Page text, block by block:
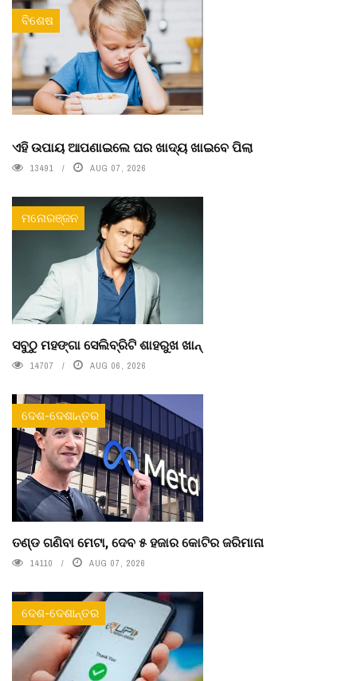
ବିଶେଷ
ଏହି ଉପାୟ ଆପଣାଇଲେ ଘର ଖାଦ୍ୟ ଖାଇବେ ପିଲା
13491 AUG 07, 2026
ମନୋରଞ୍ଜନ
ସବୁଠୁ ମହଙ୍ଗା ସେଲିବ୍ରିଟି ଶାହରୁଖ ଖାନ୍
14707 AUG 06, 2026
ଦେଶ-ଦେଶାନ୍ତର
ତଣ୍ଡ ଗଣିବା ମେଟା, ଦେବ ୫ ହଜାର କୋଟିର ଜରିମାନା
14110 AUG 07, 2026
ଦେଶ-ଦେଶାନ୍ତର